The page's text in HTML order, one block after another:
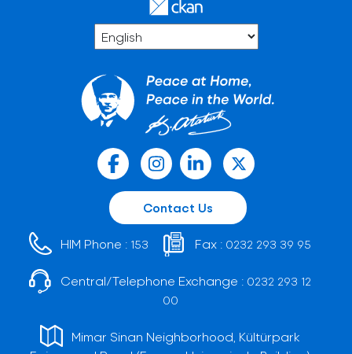
Contact Us
HIM Phone : 153 Fax : 0232 293 39 95
Central/Telephone Exchange : 0232 293 12
00
Mimar Sinan Neighborhood, Kültürpark